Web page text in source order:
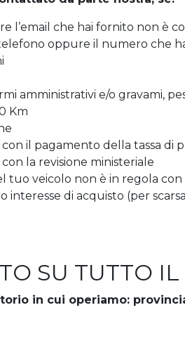
l’email che hai fornito non è
oppure il numero che
amministrativi e/o gravami,
Km
il pagamento della tassa di
la revisione ministeriale
tuo veicolo non è in regola
interesse di acquisto (per
SU TUTTO
in cui operiamo: